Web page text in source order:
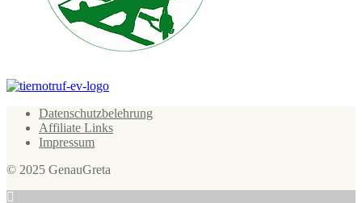
Datenschutzbelehrung
Affiliate Links
Impressum
© 2025 GenauGreta